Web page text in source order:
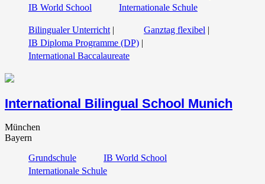
IB World School
Internationale Schule
Bilingualer Unterricht | Ganztag flexibel |
IB Diploma Programme (DP) |
International Baccalaureate
International Bilingual School Munich
München
Bayern
Grundschule
IB World School
Internationale Schule